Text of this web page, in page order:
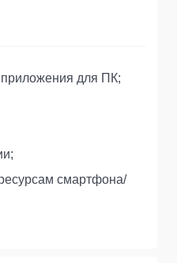
для ПК;
смартфона/